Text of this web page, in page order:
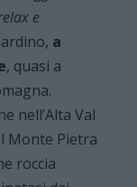
e
a
, quasi a
nell’Alta Val
Monte Pietra
roccia